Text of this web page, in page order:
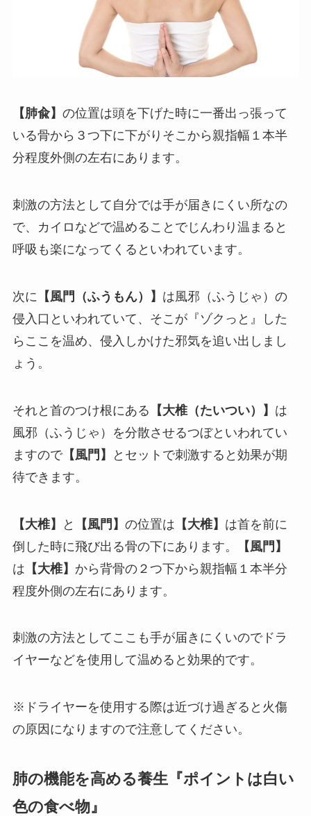
【肺兪】 の位置は頭を下げた時に一番出っ張って
いる骨から３つ下に下がりそこから親指幅１本半
分程度外側の左右にあります。
刺激の方法として自分では手が届きにくい所なの
で、カイロなどで温めることでじんわり温まると
呼吸も楽になってくるといわれています。
次に 【風門（ふうもん）】 は風邪（ふうじゃ）の
侵入口といわれていて、そこが『ゾクっと』した
らここを温め、侵入しかけた邪気を追い出しまし
ょう。
それと首のつけ根にある 【大椎（たいつい）】 は
風邪（ふうじゃ）を分散させるつぼといわれてい
ますので【風門】
とセットで刺激すると効果が期
待できます。
【大椎】 と 【風門】 の位置は 【大椎】 は首を前に
倒した時に飛び出る骨の下にあります。
【風門】
は 【大椎】 から背骨の２つ下から親指幅１本半分
程度外側の左右にあります。
刺激の方法としてここも手が届きにくいのでドラ
イヤーなどを使用して温めると効果的です。
※ドライヤーを使用する際は近づけ過ぎると火傷
の原因になりますので注意してください。
肺の機能を高める養生『ポイントは白い
色の食べ物』